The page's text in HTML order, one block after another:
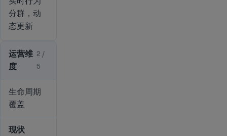
分群，动
态更新
运营维
度
2 /
5
生命周期
覆盖
现状